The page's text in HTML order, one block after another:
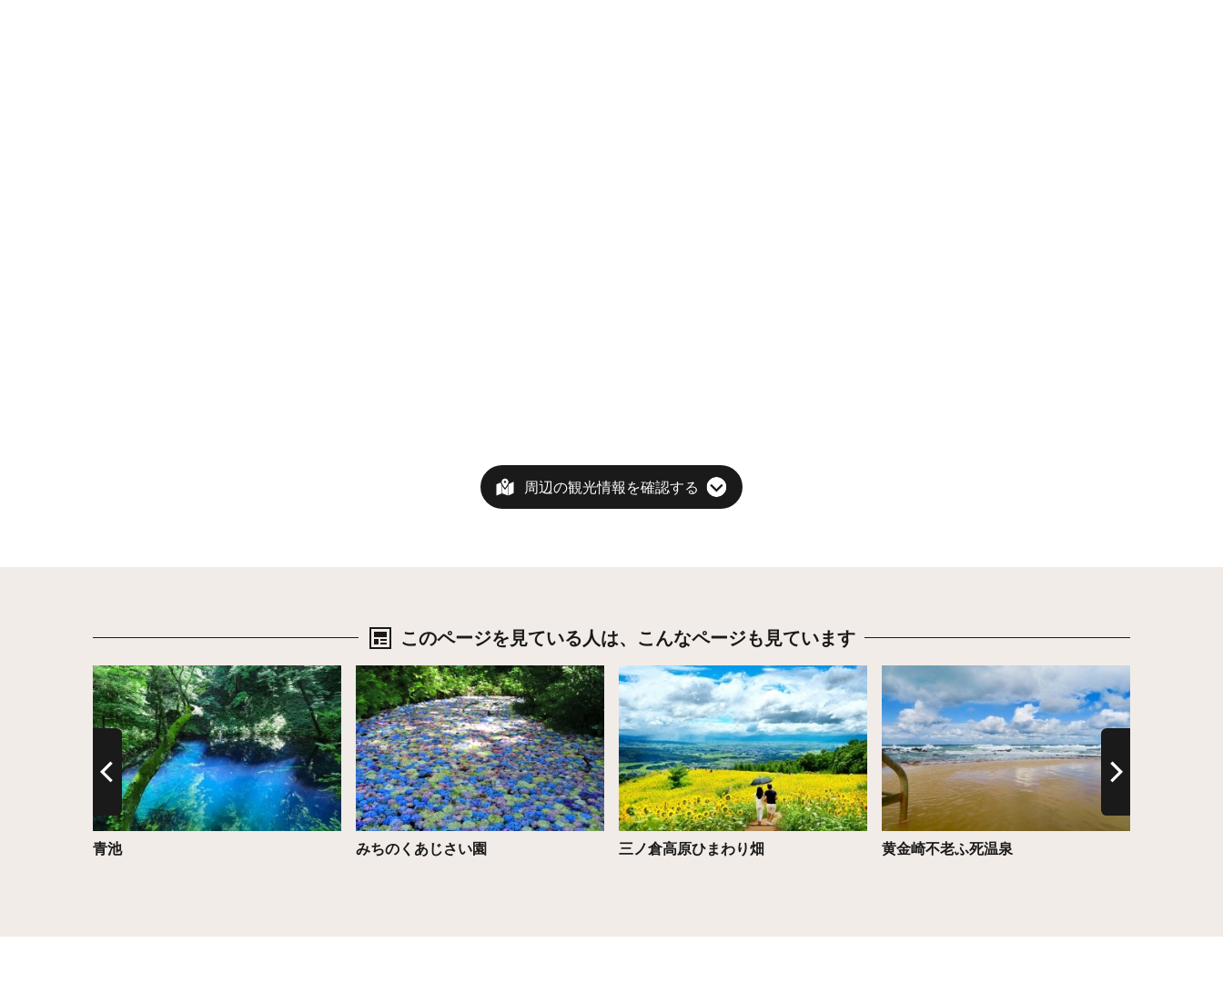
周辺の観光情報を確認する
このページを見ている人は、 こんなページも見ています
青池
詳細はこちら
みちのくあじさい園
詳細はこちら
三ノ倉高原ひまわり畑
詳細はこちら
黄金崎不老ふ死温泉
詳細はこちら